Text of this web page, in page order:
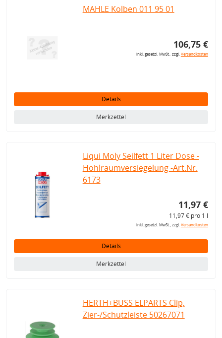
MAHLE Kolben 011 95 01
106,75 €
inkl. gesetzl. MwSt., zzgl.Versandkosten
Details
Merkzettel
Liqui Moly Seilfett 1 Liter Dose -
Hohlraumversiegelung -Art.Nr.
6173
11,97 €
11,97 € pro 1 l
inkl. gesetzl. MwSt., zzgl.Versandkosten
Details
Merkzettel
HERTH+BUSS ELPARTS Clip,
Zier-/Schutzleiste 50267071